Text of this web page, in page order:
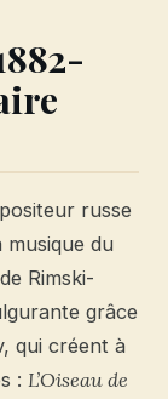
russe
du
Rimski-
grâce
qui créent à
: L’Oiseau de